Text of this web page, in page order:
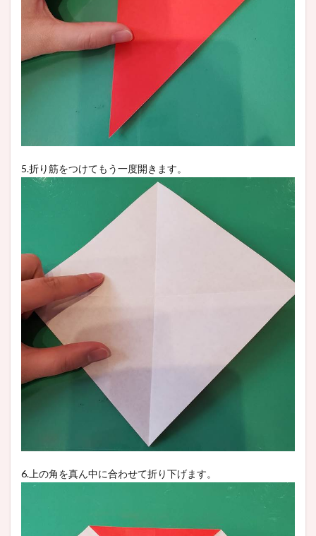
5.折り筋をつけてもう一度開きます。
6.上の角を真ん中に合わせて折り下げます。